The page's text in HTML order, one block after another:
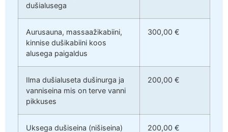
dušialusega
Aurusauna, massaažikabiini,
kinnise dušikabiini koos
alusega paigaldus
300,00 €
Ilma dušialuseta dušinurga ja
vanniseina mis on terve vanni
pikkuses
200,00 €
Uksega dušiseina (nišiseina)
200,00 €